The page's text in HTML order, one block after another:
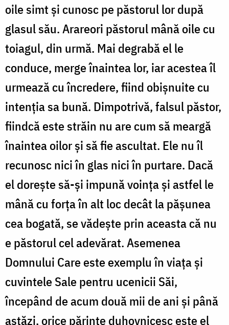
oile simt și cunosc pe păstorul lor după
glasul său. Arareori păstorul mână oile cu
toiagul, din urmă. Mai degrabă el le
conduce, merge înaintea lor, iar acestea îl
urmează cu încredere, fiind obișnuite cu
intenția sa bună. Dimpotrivă, falsul păstor,
fiindcă este străin nu are cum să meargă
înaintea oilor și să fie ascultat. Ele nu îl
recunosc nici în glas nici în purtare. Dacă
el dorește să-și impună voința și astfel le
mână cu forța în alt loc decât la pășunea
cea bogată, se vădește prin aceasta că nu
e păstorul cel adevărat. Asemenea
Domnului Care este exemplu în viața și
cuvintele Sale pentru ucenicii Săi,
începând de acum două mii de ani și până
astăzi, orice părinte duhovnicesc este el